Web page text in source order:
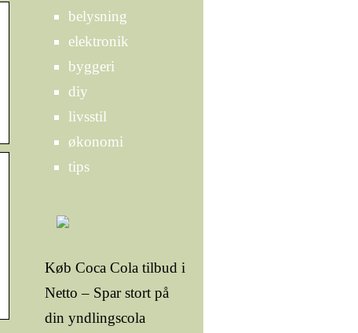
belysning
elektronik
byggeri
diy
livsstil
økonomi
tips
Køb Coca Cola tilbud i
Netto – Spar stort på
din yndlingscola